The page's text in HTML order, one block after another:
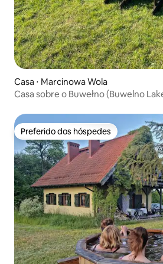
Casa ⋅ Marcinowa Wola
Casa sobre o Buwełno (Buwelno
Preferido dos hóspedes
Preferido dos hóspedes